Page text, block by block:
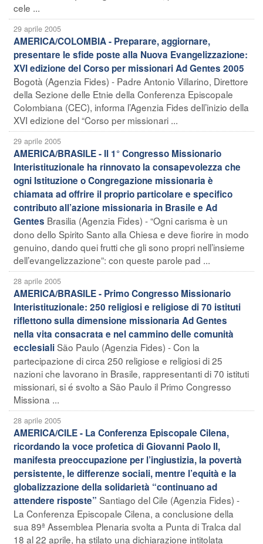
cele ...
29 aprile 2005
AMERICA/COLOMBIA - Preparare, aggiornare,
presentare le sfide poste alla Nuova Evangelizzazione:
XVI edizione del Corso per missionari Ad Gentes 2005
Bogotà (Agenzia Fides) - Padre Antonio Villarino, Direttore
della Sezione delle Etnie della Conferenza Episcopale
Colombiana (CEC), informa l’Agenzia Fides dell’inizio della
XVI edizione del “Corso per missionari ...
29 aprile 2005
AMERICA/BRASILE - Il 1° Congresso Missionario
Interistituzionale ha rinnovato la consapevolezza che
ogni Istituzione o Congregazione missionaria è
chiamata ad offrire il proprio particolare e specifico
contributo all’azione missionaria in Brasile e Ad
Gentes Brasilia (Agenzia Fides) - “Ogni carisma è un
dono dello Spirito Santo alla Chiesa e deve fiorire in modo
genuino, dando quei frutti che gli sono propri nell’insieme
dell’evangelizzazione”: con queste parole pad ...
28 aprile 2005
AMERICA/BRASILE - Primo Congresso Missionario
Interistituzionale: 250 religiosi e religiose di 70 istituti
riflettono sulla dimensione missionaria Ad Gentes
nella vita consacrata e nel cammino delle comunità
ecclesialiSão Paulo (Agenzia Fides) - Con la
partecipazione di circa 250 religiose e religiosi di 25
nazioni che lavorano in Brasile, rappresentanti di 70 istituti
missionari, si é svolto a São Paulo il Primo Congresso
Missiona ...
28 aprile 2005
AMERICA/CILE - La Conferenza Episcopale Cilena,
ricordando la voce profetica di Giovanni Paolo II,
manifesta preoccupazione per l’ingiustizia, la povertà
persistente, le differenze sociali, mentre l’equità e la
globalizzazione della solidarietà “continuano ad
attendere risposte” Santiago del Cile (Agenzia Fides) -
La Conferenza Episcopale Cilena, a conclusione della
sua 89ª Assemblea Plenaria svolta a Punta di Tralca dal
18 al 22 aprile, ha stilato una dichiarazione intitolata